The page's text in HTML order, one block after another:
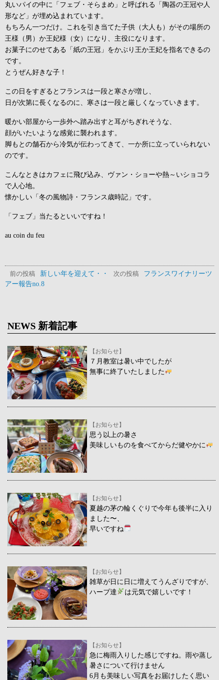
丸いパイの中に「フェブ・そらまめ」と呼ばれる「陶器の王冠や人
形など」が埋め込まれています。
もちろん一つだけ。これを引き当てた子供（大人も）がその場所の
王様（男）か王妃様（女）になり、主役になります。
お菓子にのせてある「紙の王冠」をかぶり王か王妃を指名できるの
です。
とうぜん好きな子！
この日をすぎるとフランスは一段と寒さが増し、
日が次第に長くなるのに、寒さは一段と厳しくなっていきます。
暖かい部屋から一歩外へ踏み出すと耳がちぎれそうな、
顔がいたいような感覚に襲われます。
脚もとの舗石から冷気が伝わってきて、一か所に立っていられない
のです。
こんなときはカフェに飛び込み、ヴァン・ショーや熱～いショコラ
で人心地。
懐かしい「冬の風物詩・フランス歳時記」です。
「フェブ」当たるといいですね！
au coin du feu
前の投稿 新しい年を迎えて・・ 次の投稿
フランスワイナリーツ
アー報告no.8
NEWS 新着記事
【お知らせ】
７月教室は暑い中でしたが
無事に終了いたしました
【お知らせ】
思う以上の暑さ
美味しいものを食べてからだ健やかに
【お知らせ】
夏越の茅の輪くぐりで今年も後半に入り
ました〜、
早いですね
【お知らせ】
雑草が日に日に増えてうんざりですが、
ハーブ達
は元気で嬉しいです！
【お知らせ】
急に梅雨入りした感じですね。雨や蒸し
暑さについて行けません
6月も美味しい写真をお届けしたく思い